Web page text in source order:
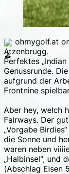
ohmygolf.at
Atzenbrugg.
Perfektes
Genussrunde.
aufgrund der
Frontnine
Aber hey, welch
Fairways. Der
„Vorgabe
die Sonne und
waren neben
„Halbinsel“, und
(Abschlag Eisen